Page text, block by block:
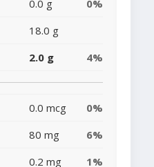
0.0 g
0%
18.0 g
2.0 g 4%
0.0 mcg
0%
80 mg
6%
0.2 mg
1%